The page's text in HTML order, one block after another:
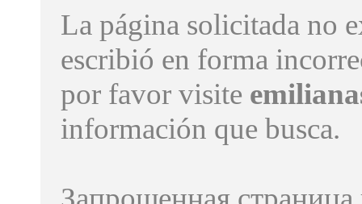
La página solicitada no
escribió en forma
por favor visite
información que busca.